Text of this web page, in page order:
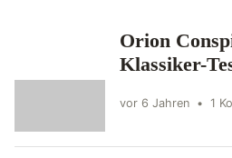
Orion
Klassiker-
vor 6 Jahren • 1